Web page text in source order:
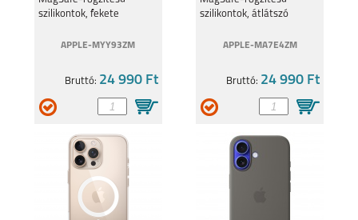
szilikontok, fekete
APPLE-MYY93ZM
Bruttó: 24 990 Ft
szilikontok, átlátszó
APPLE-MA7E4ZM
Bruttó: 24 990 Ft